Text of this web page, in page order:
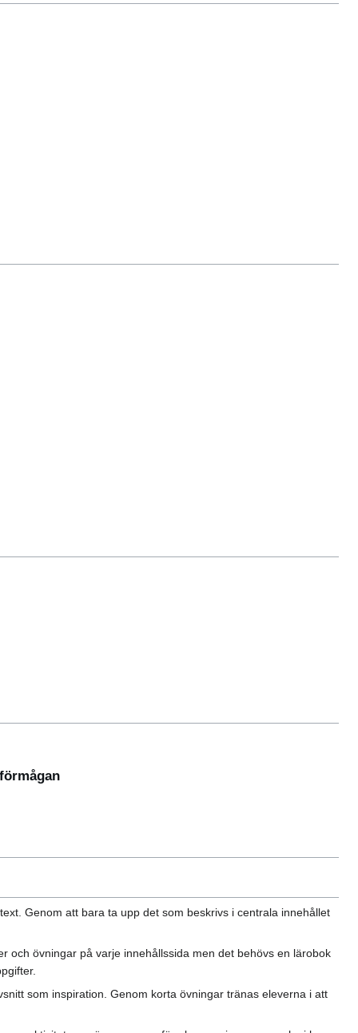
Genom att bara ta upp det som beskrivs i centrala innehållet
och övningar på varje innehållssida men det behövs en lärobok
som inspiration. Genom korta övningar tränas eleverna i att